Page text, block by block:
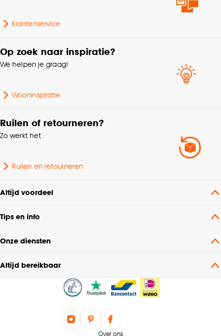
Klantenservice
Op zoek naar inspiratie?
We helpen je graag!
Wooninspiratie
Ruilen of retourneren?
Zo werkt het
Ruilen en retourneren
Altijd voordeel
Tips en info
Onze diensten
Altijd bereikbaar
Over ons